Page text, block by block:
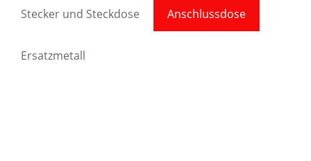
Stecker und Steckdose Anschlussdose
Ersatzmetall